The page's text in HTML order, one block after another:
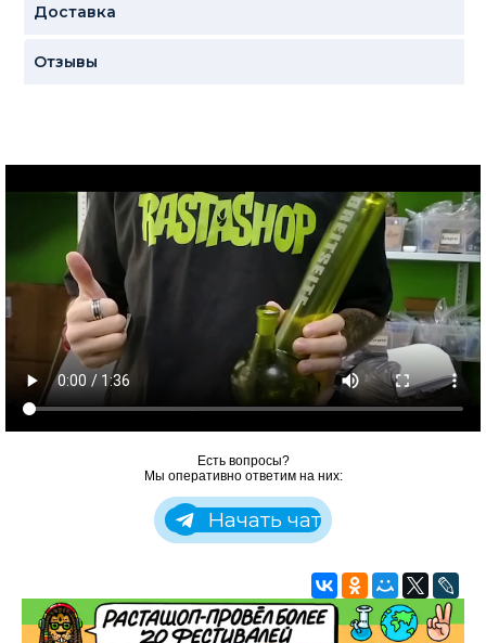
Доставка
Отзывы
Есть вопросы?
Мы оперативно ответим на них:
Начать чат